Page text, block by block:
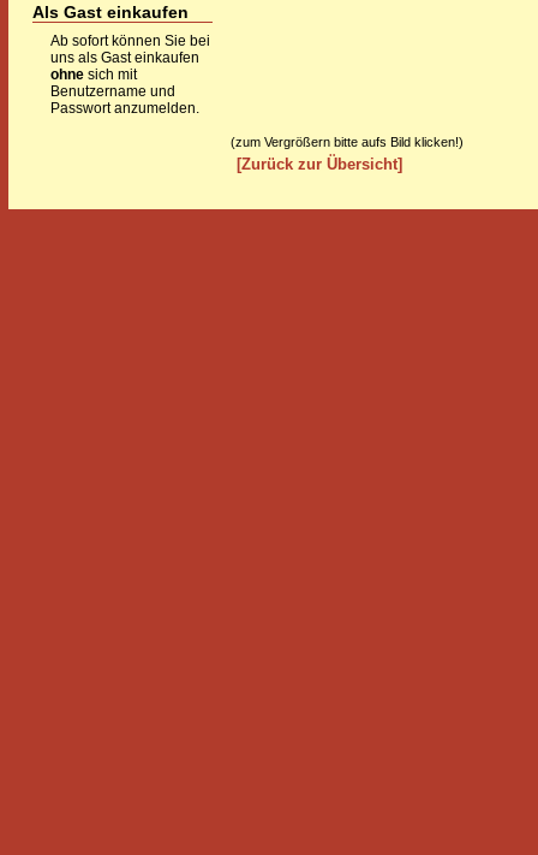
Als Gast einkaufen
Ab sofort können Sie bei
uns als Gast einkaufen
ohne sich mit
Benutzername und
Passwort anzumelden.
(zum Vergrößern bitte aufs Bild klicken!)
[Zurück zur Übersicht]